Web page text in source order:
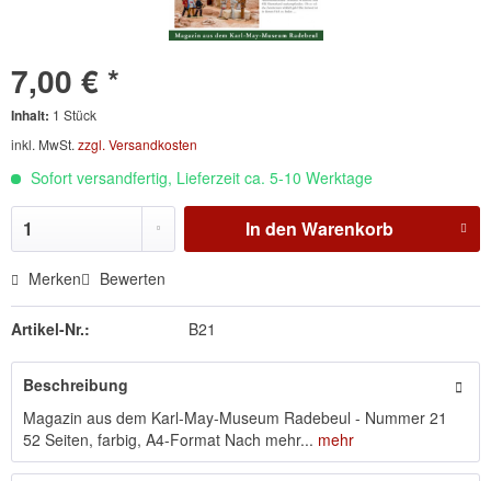
7,00 € *
Inhalt: 1 Stück
inkl. MwSt. zzgl. Versandkosten
Sofort versandfertig, Lieferzeit ca. 5-10 Werktage
In den Warenkorb
Merken Bewerten
Artikel-Nr.: B21
Beschreibung
Magazin aus dem Karl-May-Museum Radebeul - Nummer 21
52 Seiten, farbig, A4-Format Nach mehr... mehr